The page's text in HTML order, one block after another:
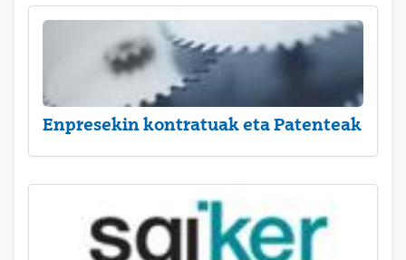
Enpresekin kontratuak eta Patenteak